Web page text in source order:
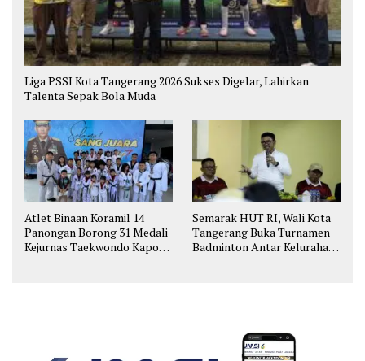
Liga PSSI Kota Tangerang 2026 Sukses Digelar, Lahirkan
Talenta Sepak Bola Muda
Atlet Binaan Koramil 14
Panongan Borong 31 Medali
Kejurnas Taekwondo Kapolri
Semarak HUT RI, Wali Kota
Tangerang Buka Turnamen
Badminton Antar Kelurahan